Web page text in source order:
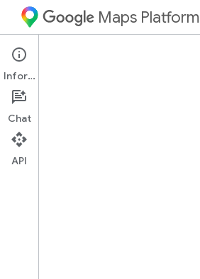
Maps Platform
Mobility Services
Descripción general
Información
Chat
API